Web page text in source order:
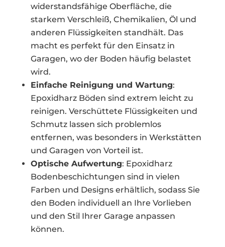
widerstandsfähige Oberfläche, die
starkem Verschleiß, Chemikalien, Öl und
anderen Flüssigkeiten standhält. Das
macht es perfekt für den Einsatz in
Garagen, wo der Boden häufig belastet
wird.
Einfache Reinigung und Wartung:
Epoxidharz Böden sind extrem leicht zu
reinigen. Verschüttete Flüssigkeiten und
Schmutz lassen sich problemlos
entfernen, was besonders in Werkstätten
und Garagen von Vorteil ist.
Optische Aufwertung: Epoxidharz
Bodenbeschichtungen sind in vielen
Farben und Designs erhältlich, sodass Sie
den Boden individuell an Ihre Vorlieben
und den Stil Ihrer Garage anpassen
können.